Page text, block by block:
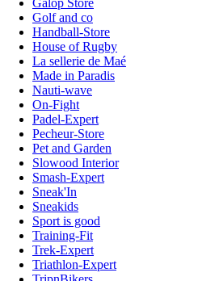
Galop Store
Golf and co
Handball-Store
House of Rugby
La sellerie de Maé
Made in Paradis
Nauti-wave
On-Fight
Padel-Expert
Pecheur-Store
Pet and Garden
Slowood Interior
Smash-Expert
Sneak'In
Sneakids
Sport is good
Training-Fit
Trek-Expert
Triathlon-Expert